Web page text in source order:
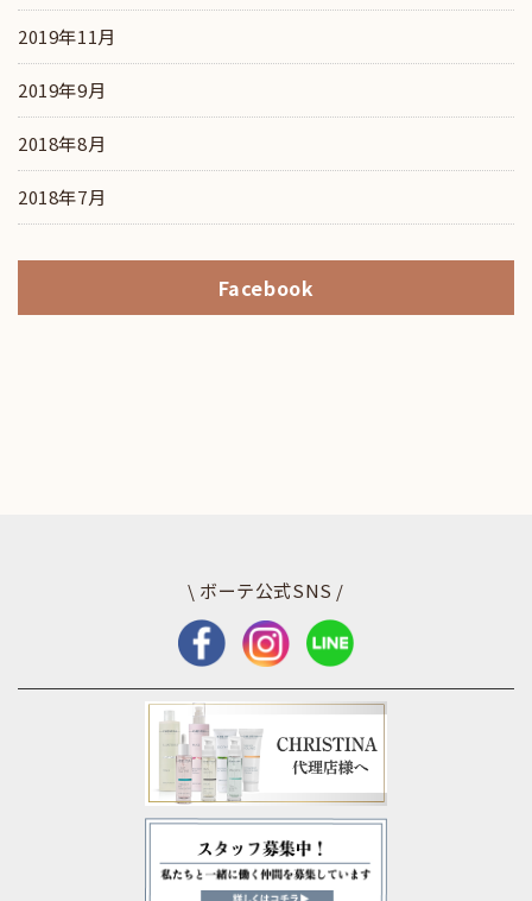
2019年11月
2019年9月
2018年8月
2018年7月
Facebook
\ ボーテ公式SNS /